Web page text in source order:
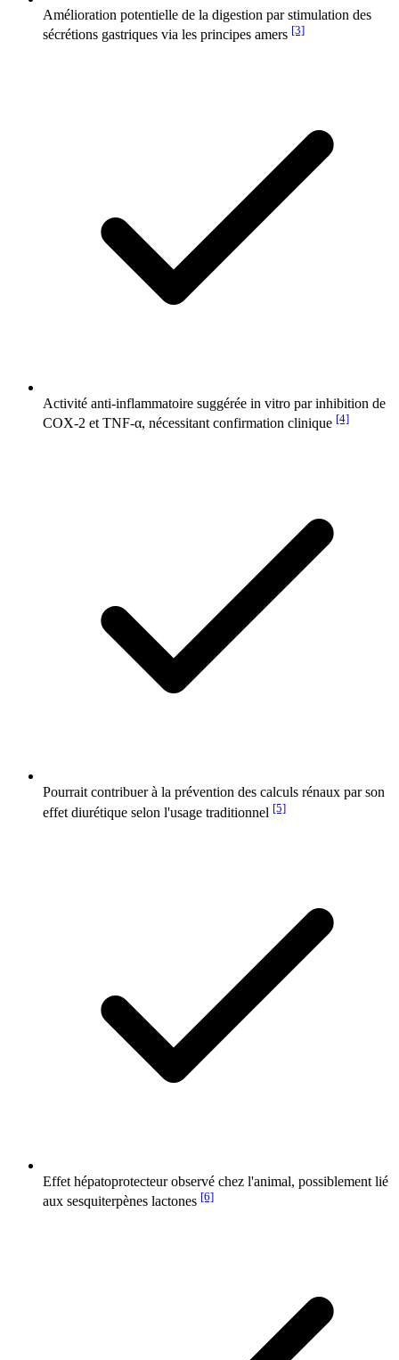
Amélioration potentielle de la digestion par stimulation des
sécrétions gastriques via les principes amers [3]
Activité anti-inflammatoire suggérée in vitro par inhibition de
COX-2 et TNF-α, nécessitant confirmation clinique [4]
Pourrait contribuer à la prévention des calculs rénaux par son
effet diurétique selon l'usage traditionnel [5]
Effet hépatoprotecteur observé chez l'animal, possiblement lié
aux sesquiterpènes lactones [6]